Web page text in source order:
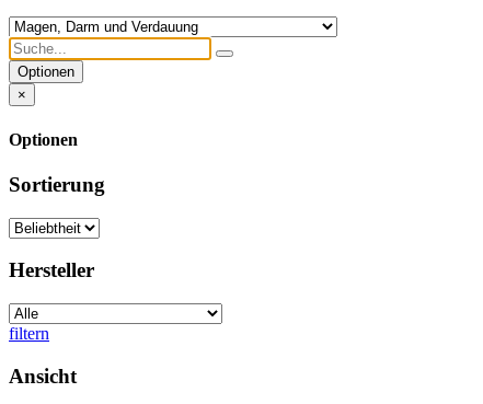
Optionen
×
Optionen
Sortierung
Hersteller
filtern
Ansicht